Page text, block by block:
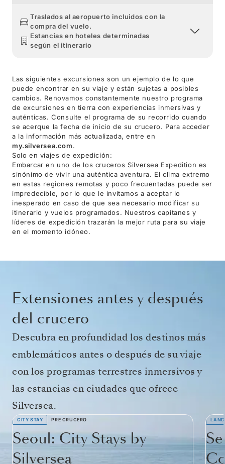
Traslados al aeropuerto incluidos con la
compra del vuelo.
Estancias en hoteles determinadas
según el itinerario
Las siguientes excursiones son un ejemplo de lo que
puede encontrar en su viaje y están sujetas a posibles
cambios. Renovamos constantemente nuestro programa
de excursiones en tierra con experiencias inmersivas y
auténticas. Consulte el programa de su recorrido cuando
se acerque la fecha de inicio de su crucero. Para acceder
a la información más actualizada, entre en
my.silversea.com.
Solo en viajes de expedición:
Embarcar en uno de los cruceros Silversea Expedition es
sinónimo de vivir una auténtica aventura. El clima extremo
en estas regiones remotas y poco frecuentadas puede ser
impredecible, por lo que le invitamos a aceptar lo
inesperado en caso de que sea necesario modificar su
itinerario y vuelos programados. Nuestros capitanes y
líderes de expedición trazarán la mejor ruta para su viaje
en el momento idóneo.
Extensiones antes y después
del crucero
Descubra en profundidad los destinos más
emblemáticos antes o después de su viaje
con los programas terrestres inmersivos y
las estancias en ciudades que ofrece
Silversea.
CITY STAY PRE CRUCERO
Seoul: City Stays by
Silversea